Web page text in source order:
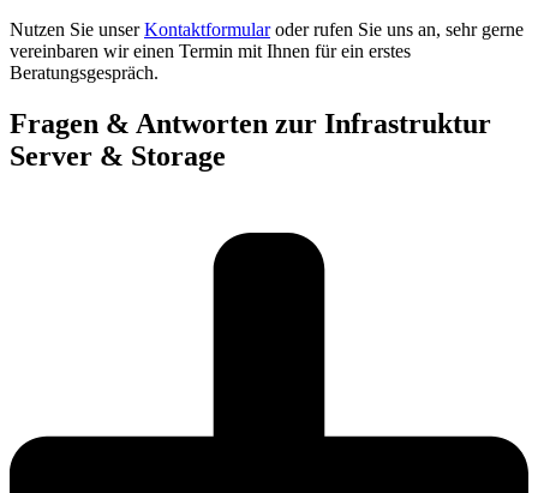
Nutzen Sie unserKontaktformularoder rufen Sie uns an, sehr gerne
vereinbaren wir einen Termin mit Ihnen für ein erstes
Beratungsgespräch.
Fragen & Antworten zur Infrastruktur
Server & Storage